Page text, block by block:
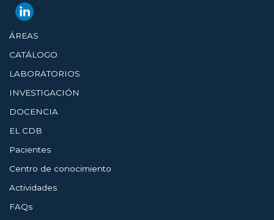
ÁREAS
CATÁLOGO
LABORATORIOS
INVESTIGACIÓN
DOCENCIA
EL CDB
Pacientes
Centro de conocimiento
Actividades
FAQs